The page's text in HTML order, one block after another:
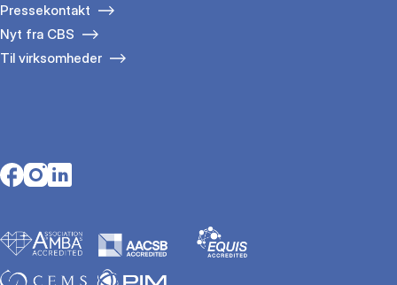
Pressekontakt
Nyt fra CBS
Til virksomheder
Opens in a new tab
Opens in a new tab
Opens in a new tab